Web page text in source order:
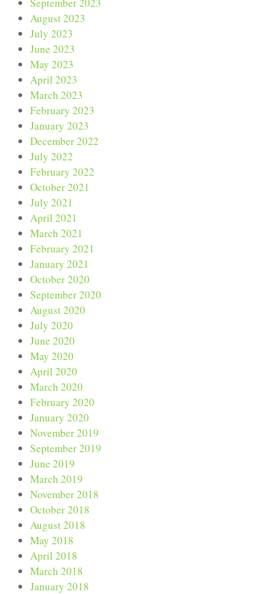
August 2023
July 2023
June 2023
May 2023
April 2023
March 2023
February 2023
January 2023
December 2022
July 2022
February 2022
October 2021
July 2021
April 2021
March 2021
February 2021
January 2021
October 2020
September 2020
August 2020
July 2020
June 2020
May 2020
April 2020
March 2020
February 2020
January 2020
November 2019
September 2019
June 2019
March 2019
November 2018
October 2018
August 2018
May 2018
April 2018
March 2018
January 2018